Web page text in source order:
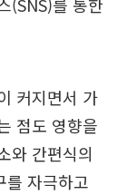
커지면서 가
점도 영향을
와 간편식의
를 자극하고